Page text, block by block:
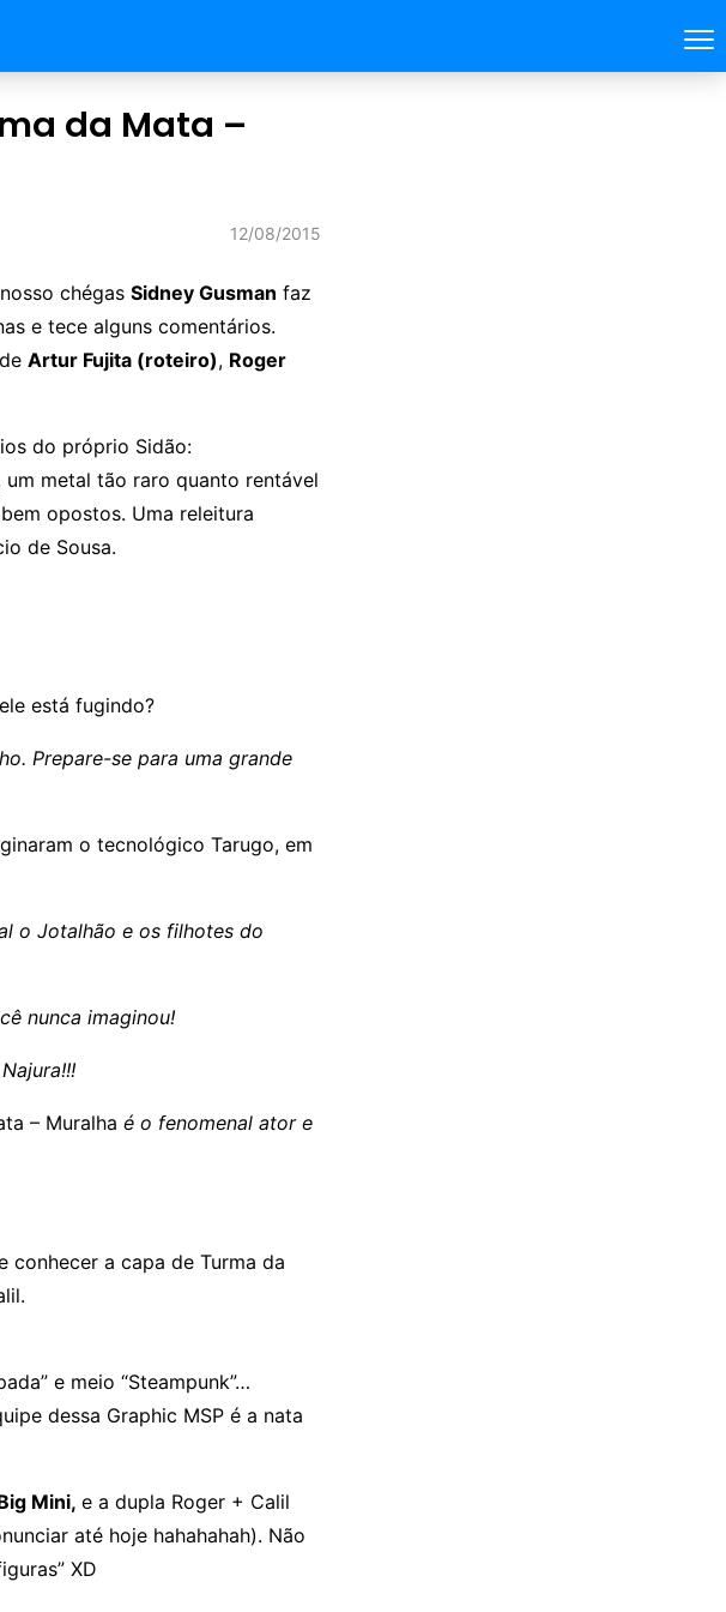
da Mata –
12/08/2015
chégas Sidney Gusman faz
e tece alguns comentários.
de Artur Fujita (roteiro), Roger
do próprio Sidão:
um metal tão raro quanto rentável
opostos. Uma releitura
de Sousa.
está fugindo?
Prepare-se para uma grande
o tecnológico Tarugo, em
o Jotalhão e os filhotes do
nunca imaginou!
– Muralha é o fenomenal ator e
conhecer a capa de Turma da
e meio “Steampunk”…
dessa Graphic MSP é a nata
Mini, e a dupla Roger + Calil
até hoje hahahahah). Não
XD